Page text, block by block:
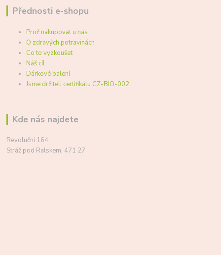
Přednosti e-shopu
Proč nakupovat u nás
O zdravých potravinách
Co to vyzkoušet
Náš cíl
Dárkové balení
Jsme držiteli certifikátu CZ-BIO-002
Kde nás najdete
Revoluční 164
Stráž pod Ralskem, 471 27